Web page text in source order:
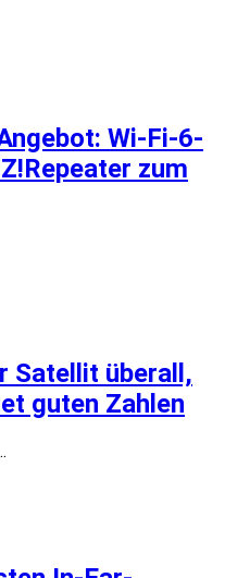
Wi-Fi-6-
zum
Satellit überall,
guten Zahlen